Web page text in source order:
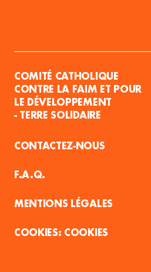
COMITÉ CATHOLIQUE
CONTRE LA FAIM ET POUR
LE DÉVELOPPEMENT
- TERRE SOLIDAIRE
CONTACTEZ-NOUS
F.A.Q.
MENTIONS LÉGALES
COOKIES